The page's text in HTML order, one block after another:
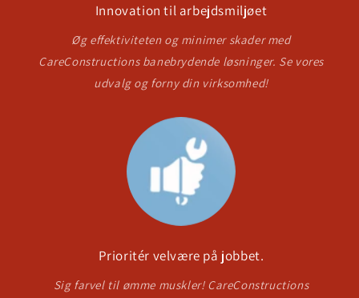
Innovation til arbejdsmiljøet
Øg effektiviteten og minimer skader med
CareConstructions banebrydende løsninger. Se vores
udvalg og forny din virksomhed!
Prioritér velvære på jobbet.
Sig farvel til ømme muskler! CareConstructions